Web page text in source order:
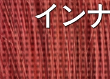
イン